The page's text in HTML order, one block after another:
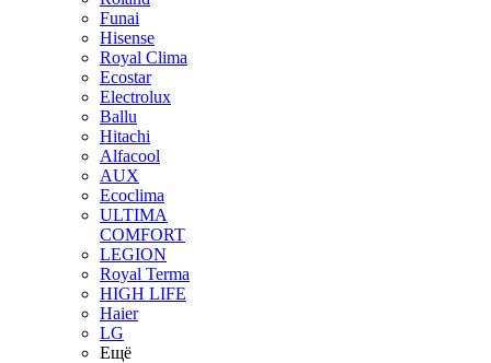
Funai
Hisense
Royal Clima
Ecostar
Electrolux
Ballu
Hitachi
Alfacool
AUX
Ecoclima
ULTIMA
COMFORT
LEGION
Royal Terma
HIGH LIFE
Haier
LG
Ещё